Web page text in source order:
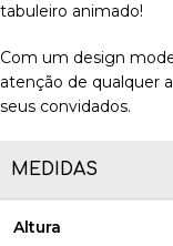
tabuleiro animado!
Com um design
atenção de qualquer
seus convidados.
MEDIDAS
Altura